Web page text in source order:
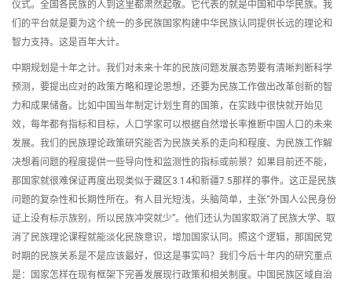
仪式。全国各民族的人到这里都肃然起敬。它代表的就是中国和中华民族。我
们的平台就是要为这个统一的多民族国家构建中华民族认同提供长远的理论和
智力支持。这是百年大计。
中期规划是十年之计。我们对未来十年的民族问题发展态势要有清晰判断科学
预测，要提出应对的政策方略和理论思想，还要为民族工作做出改革创新的智
力和成果储备。比如中国当年制定计划生育的国策，在实践中很快就开始见
效，每年都有指标和目标，人口学家可以根据自然增长率推断中国人口的未来
发展。我们的民族理论政策研究能否为民族关系的走向和程度、为民族工作解
决想着问题的程度提供一些导向性和监测性的指标或前景？如果目前还不能，
那国家就很难保证再度出现类似于藏区3.14和新疆7.5那样的事件。这正是民族
问题的复杂性和长期性所在。有人目光短浅，头脑简单，主张“外国人公民身份
证上没有标示族别，所以民族冲突就少”。他们还认为国家取消了民族大学、取
消了民族理论课程就能淡化民族意识，增加国家认同。照这个逻辑，那国民党
时期的民族关系是不是应该最好，但这是事实吗？我们今后十年内的研究重点
是：国家怎样在现有框架下完善发展现行政策和相关制度。中国民族区域自治